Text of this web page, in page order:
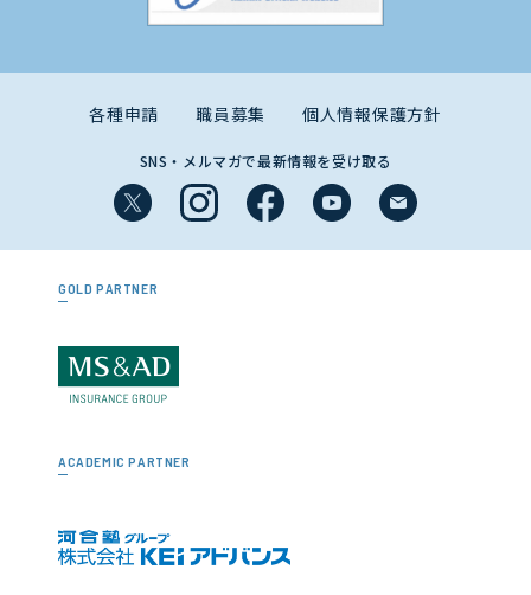
各種申請 職員募集 個人情報保護方針
SNS・メルマガで最新情報を受け取る
GOLD PARTNER
ACADEMIC PARTNER